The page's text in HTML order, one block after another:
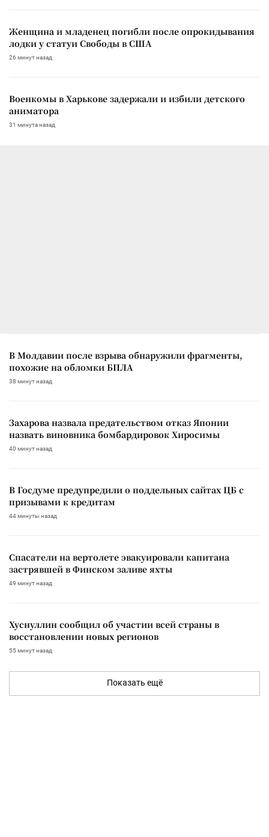
Женщина и младенец погибли после опрокидывания
лодки у статуи Свободы в США
26 минут назад
Военкомы в Харькове задержали и избили детского
аниматора
31 минута назад
В Молдавии после взрыва обнаружили фрагменты,
похожие на обломки БПЛА
38 минут назад
Захарова назвала предательством отказ Японии
назвать виновника бомбардировок Хиросимы
40 минут назад
В Госдуме предупредили о поддельных сайтах ЦБ с
призывами к кредитам
44 минуты назад
Спасатели на вертолете эвакуировали капитана
застрявшей в Финском заливе яхты
49 минут назад
Хуснуллин сообщил об участии всей страны в
восстановлении новых регионов
55 минут назад
Показать ещё